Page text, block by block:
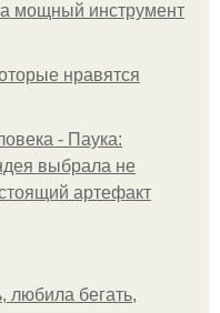
мощный инструмент
нравятся
- Паука:
выбрала не
артефакт
бегать,